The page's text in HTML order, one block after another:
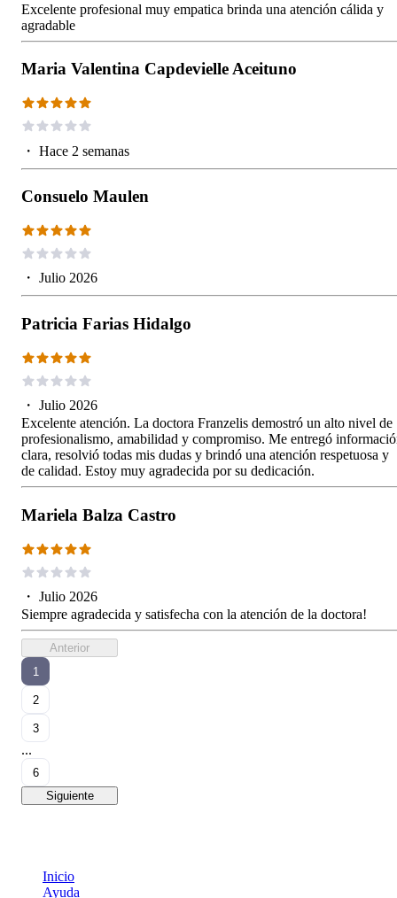
Excelente profesional muy empatica brinda una atención cálida y
agradable
Maria Valentina Capdevielle Aceituno
・ Hace 2 semanas
Consuelo Maulen
・ Julio 2026
Patricia Farias Hidalgo
・ Julio 2026
Excelente atención. La doctora Franzelis demostró un alto nivel de
profesionalismo, amabilidad y compromiso. Me entregó
clara, resolvió todas mis dudas y brindó una atención respetuosa y
de calidad. Estoy muy agradecida por su dedicación.
Mariela Balza Castro
・ Julio 2026
Siempre agradecida y satisfecha con la atención de la doctora!
Anterior
1
2
3
...
6
Siguiente
Inicio
Ayuda